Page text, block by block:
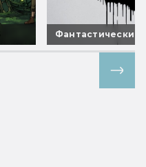
Фантастические